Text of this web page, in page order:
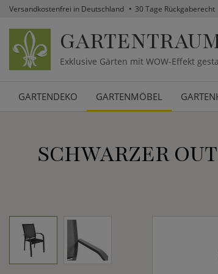
Versandkostenfrei in Deutschland 30 Tage Rückgaberecht
Exklusive Gärten mit WOW-Effekt
GARTENDEKO GARTENMÖBEL
SCHWARZER